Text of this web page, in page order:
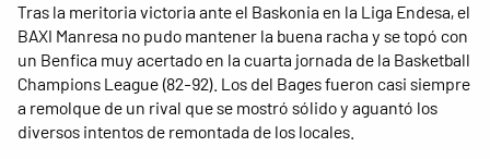
Tras la meritoria victoria ante el Baskonia en la Liga Endesa, el
BAXI Manresa no pudo mantener la buena racha y se topó con
un Benfica muy acertado en la cuarta jornada de la Basketball
Champions League (82-92). Los del Bages fueron casi siempre
a remolque de un rival que se mostró sólido y aguantó los
diversos intentos de remontada de los locales.